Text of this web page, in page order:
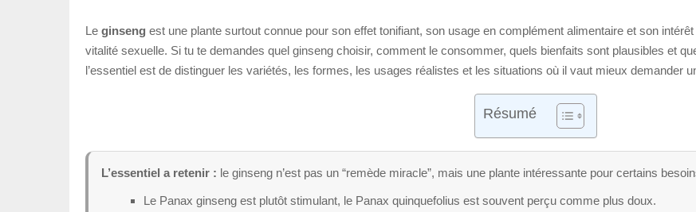
Le ginseng est une plante surtout connue pour son effet tonifiant, son usage en complément alimentaire et son
vitalité sexuelle. Si tu te demandes quel ginseng choisir, comment le consommer, quels bienfaits sont plausibles et
l’essentiel est de distinguer les variétés, les formes, les usages réalistes et les situations où il vaut mieux demander
Résumé
L’essentiel a retenir : le ginseng n’est pas un “remède miracle”, mais une plante intéressante pour certains
Le Panax ginseng est plutôt stimulant, le Panax quinquefolius est souvent perçu comme plus doux.